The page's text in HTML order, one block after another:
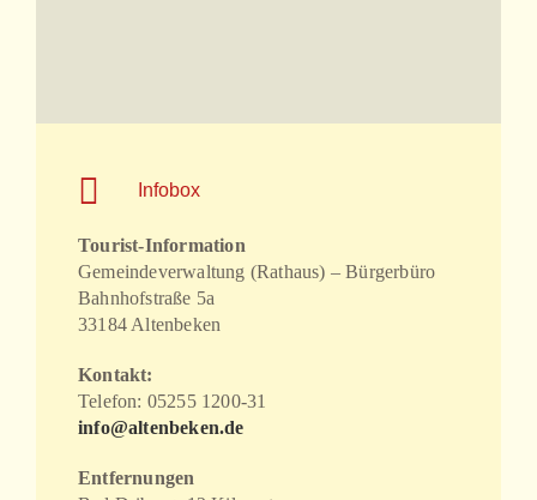
Infobox
Tourist-Information
Gemeindeverwaltung (Rathaus) – Bürgerbüro
Bahnhofstraße 5a
33184 Altenbeken
Kontakt:
Telefon: 05255 1200-31
info@altenbeken.de
Entfernungen